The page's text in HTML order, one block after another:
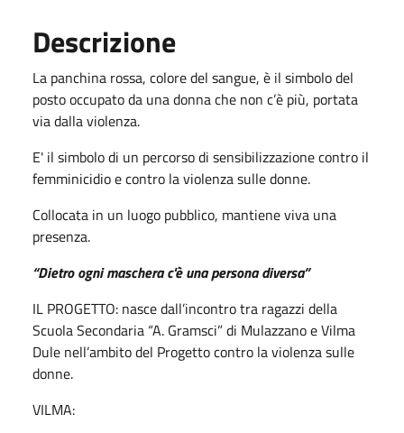
Descrizione
La panchina rossa, colore del sangue, è il simbolo del
posto occupato da una donna che non c’è più, portata
via dalla violenza.
E' il simbolo di un percorso di sensibilizzazione contro il
femminicidio e contro la violenza sulle donne.
Collocata in un luogo pubblico, mantiene viva una
presenza.
“Dietro ogni maschera c'è una persona diversa”
IL PROGETTO: nasce dall’incontro tra ragazzi della
Scuola Secondaria “A. Gramsci” di Mulazzano e Vilma
Dule nell’ambito del Progetto contro la violenza sulle
donne.
VILMA: